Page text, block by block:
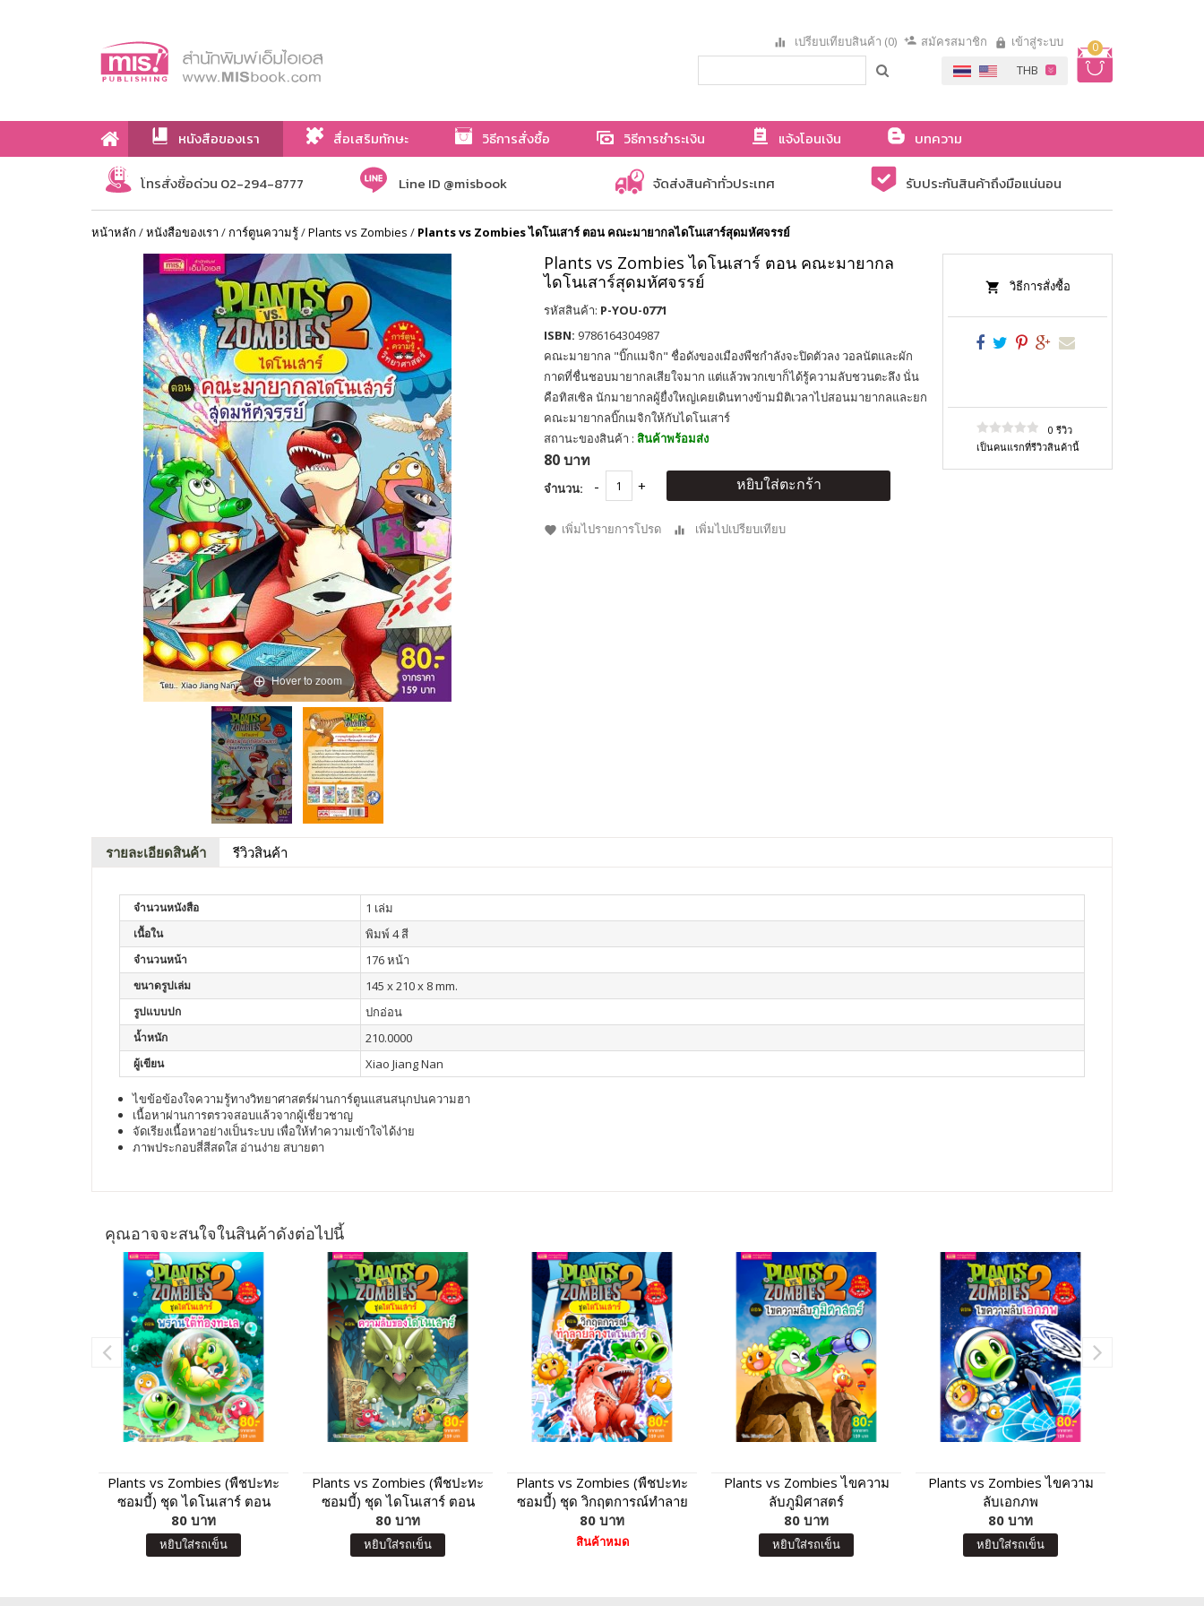
0
เปรียบเทียบสินค้า (0) สมัครสมาชิก เข้าสู่ระบบ
หนังสือของเรา สื่อเสริมทักษะ วิธีการสั่งซื้อ วิธีการชำระเงิน แจ้งโอนเงิน
บทความ
เกี่ยวกับเรา
โทรสั่งซื้อด่วน 02-294-8777 Line ID @misbook จัดส่งสินค้าทั่วประเทศ รับประกันสินค้าถึงมือแน่นอน
หน้าหลัก /หนังสือของเรา / การ์ตูนความรู้/Plants vs Zombies / Plants vs Zombies ไดโนเสาร์ ตอน คณะมายากลไดโนเสาร์สุดมหัศจรรย์
Hover to zoom
Plants vs Zombies ไดโนเสาร์ ตอน คณะมายากล
ไดโนเสาร์สุดมหัศจรรย์
รหัสสินค้า: P-YOU-0771
ISBN: 9786164304987
คณะมายากล "บิ๊กแมจิก" ชื่อดังของเมืองพืชกำลังจะปิดตัวลง วอลนัตและผัก
กาดที่ชื่นชอบมายากลเสียใจมาก แต่แล้วพวกเขาก็ได้รู้ความลับชวนตะลึง นั่น
คือทิสเซิล นักมายากลผู้ยื่งใหญ่เคยเดินทางข้ามมิติเวลาไปสอนมายากลและยก
คณะมายากลบิ๊กเมจิกให้กับไดโนเสาร์
สถานะของสินค้า : สินค้าพร้อมส่ง
80 บาท
จำนวน: หยิบใส่ตะกร้า
เพิ่มไปรายการโปรด เพิ่มไปเปรียบเทียบ
วิธีการสั่งซื้อ
0 รีวิว
เป็นคนแรกที่รีวิวสินค้านี้
รายละเอียดสินค้า รีวิวสินค้า
จำนวนหนังสือ 1 เล่ม
เนื้อใน พิมพ์ 4 สี
จำนวนหน้า 176 หน้า
ขนาดรูปเล่ม 145 x 210 x 8 mm.
รูปแบบปก ปกอ่อน
น้ำหนัก 210.0000
ผู้เขียน Xiao Jiang Nan
ไขข้อข้องใจความรู้ทางวิทยาศาสตร์ผ่านการ์ตูนแสนสนุกปนความฮา
เนื้อหาผ่านการตรวจสอบแล้วจากผู้เชี่ยวชาญ
จัดเรียงเนื้อหาอย่างเป็นระบบ เพื่อให้ทำความเข้าใจได้ง่าย
ภาพประกอบสี่สีสดใส อ่านง่าย สบายตา
คุณอาจจะสนใจในสินค้าดังต่อไปนี้
Plants vs Zombies (พืชปะทะ
ซอมบี้) ชุด ไดโนเสาร์ ตอน
พรานใต้ท้องทะเล
80 บาท
หยิบใส่รถเข็น
Plants vs Zombies (พืชปะทะ
ซอมบี้) ชุด ไดโนเสาร์ ตอน
ความลับของไดโนเสาร์
80 บาท
หยิบใส่รถเข็น
Plants vs Zombies (พืชปะทะ
ซอมบี้) ชุด วิกฤตการณ์ทำลาย
ล้างไดโนเสาร์
80 บาท
สินค้าหมด
Plants vs Zombies ไขความ
ลับภูมิศาสตร์
80 บาท
หยิบใส่รถเข็น
Plants vs Zombies ไขความ
ลับเอกภพ
80 บาท
หยิบใส่รถเข็น